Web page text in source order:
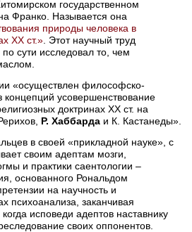
государственном
Франко. Называется она
природы человека в
ХХ ст.» . Этот научный труд
сути исследовал то, чем
«осуществлен философско-
концепций усовершенствование
доктринах ХХ ст. на
Р. Хаббарда и К. Кастанеды».
в своей «прикладной науке», с
своим адептам мозги,
и практики саентологии –
основанного Рональдом
на научность и
психоанализа, заканчивая
исповеди адептов наставнику
своих оппонентов.